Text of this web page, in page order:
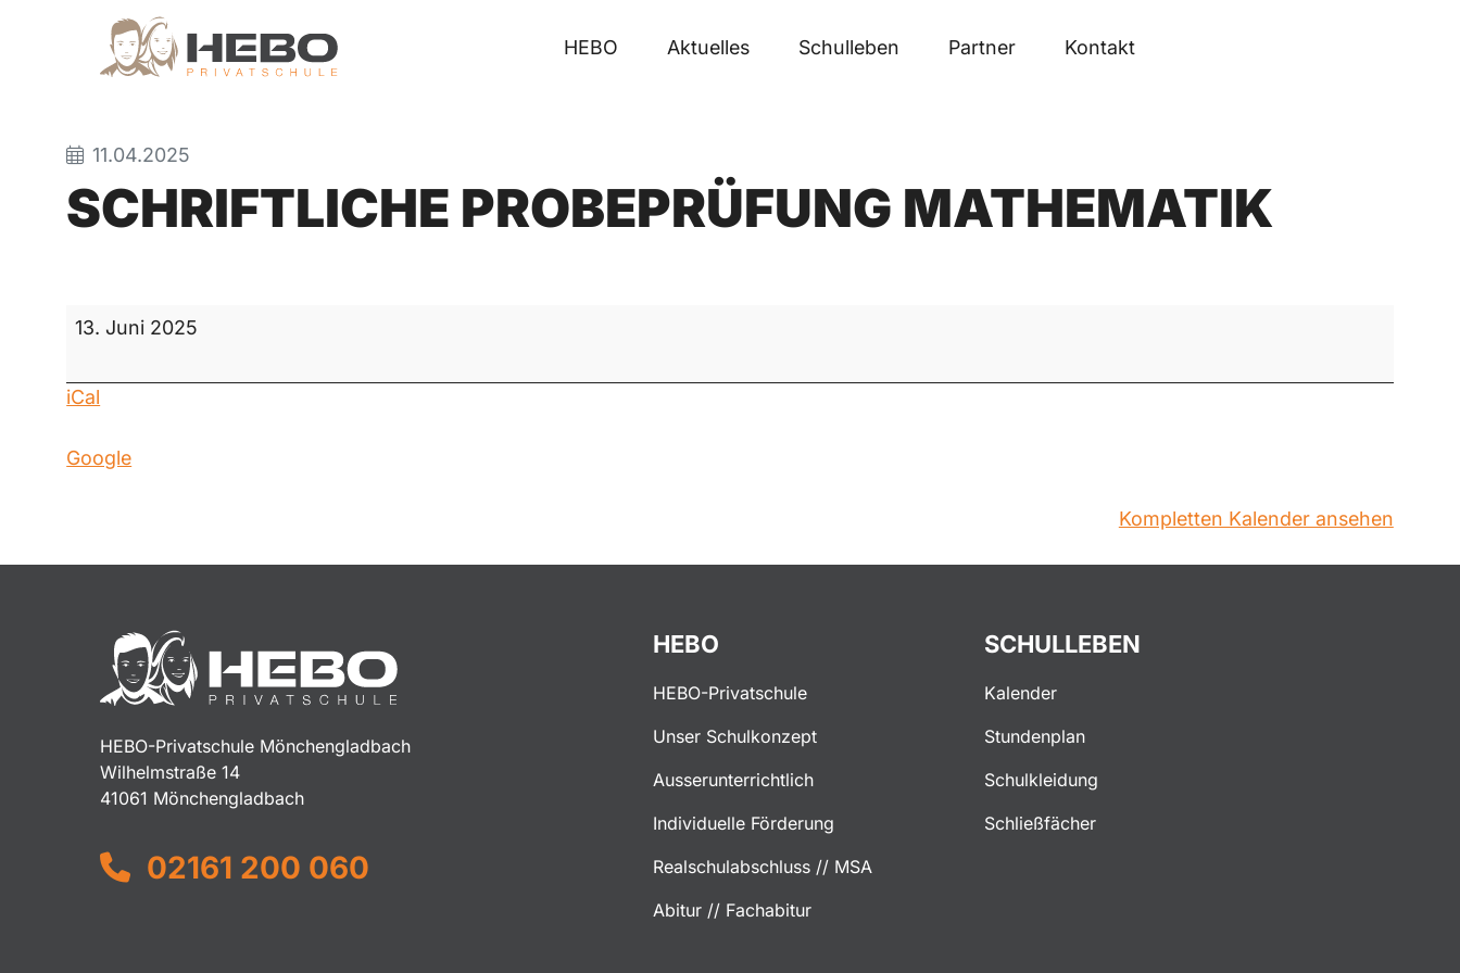
HEBO Aktuelles Schulleben Partner Kontakt
11.04.2025
SCHRIFTLICHE PROBEPRÜFUNG MATHEMATIK
schriftliche
13. Juni 2025
iCal
Google
Kompletten Kalender ansehen
HEBO-Privatschule Mönchengladbach
Wilhelmstraße 14
41061 Mönchengladbach
02161 200 060
HEBO
HEBO-Privatschule
Unser Schulkonzept
Ausserunterrichtlich
Individuelle Förderung
Realschulabschluss // MSA
Abitur // Fachabitur
SCHULLEBEN
Kalender
Stundenplan
Schulkleidung
Schließfächer